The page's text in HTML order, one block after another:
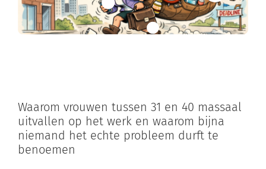
Winkelwagen
Waarom vrouwen tussen 31 en 40 massaal
uitvallen op het werk en waarom bijna
niemand het echte probleem durft te
benoemen